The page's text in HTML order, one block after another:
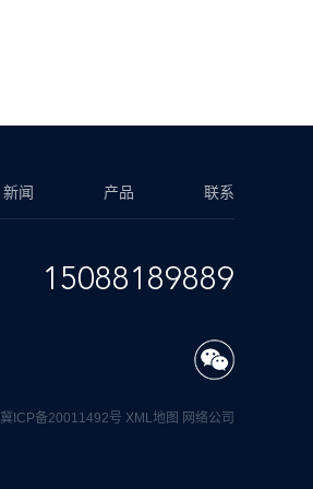
新闻 产品 联系
15088189889
冀ICP备20011492号 XML地图 网络公司